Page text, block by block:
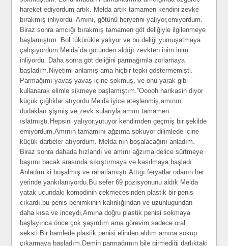
hareket ediyordum artık. Melda artık tamamen kendini zevke
bırakmış inliyordu. Amını, götünü heryerini yalıyor,emiyordum.
Biraz sonra amcığı bırakmış tamamen göt deliğiyle ilgilenmeye
başlamıştım. Bol tükürükle yalıyor ve bu deliği yumuşatmaya
çalışıyordum.Melda`da götünden aldığı zevkten inim inim
inliyordu. Daha sonra göt deliğini parmağımla zorlamaya
başladım.Niyetimi anlamış ama hiçbir tepki göstermemişti.
Parmağımı yavaş yavaş içine sokmuş, ve onu yarak gibi
kullanarak elimle sikmeye başlamıştım.”Ooooh harikasin diyor
küçük çığlıklar atıyordu.Melda iyice ateşlenmiş,amının
dudakları şişmiş ve zevk sularıyla amını tamamen
ıslatmıştı.Hepsini yalıyor,yutuyor kendimden geçmiş bir şekilde
emiyordum.Amının tamamını ağzıma sokuyor dilimlede içine
küçük darbeler atıyordum. Melda nın boşalacağını anladım.
Biraz sonra dahada hızlandı ve amını ağzıma delice sürtmeye
başımı bacak arasında sıkıştırmaya ve kasılmaya başladı.
Anladım ki boşalmış ve rahatlamıştı.Attıgı feryatlar odanın her
yerinde yankılanıyordu.Bu sefer 69 pozisyonunu aldık Melda
yatak ucundaki komodinin çekmecesinden plastik bir penis
cıkardı.bu penis benimkinin kalınlığından ve uzunlugundan
daha kısa ve inceydi,Amına doğru plastik penisi sokmaya
başlayınca önce çok şaşırdım ama görevim sadece oral
seksti.Bir hamlede plastik penisi elinden aldım amına sokup
çıkarmaya başladım.Demin parmağımın bile girmediği darlıktaki